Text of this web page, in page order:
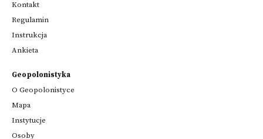
Kontakt
Regulamin
Instrukcja
Ankieta
Geopolonistyka
O Geopolonistyce
Mapa
Instytucje
Osoby